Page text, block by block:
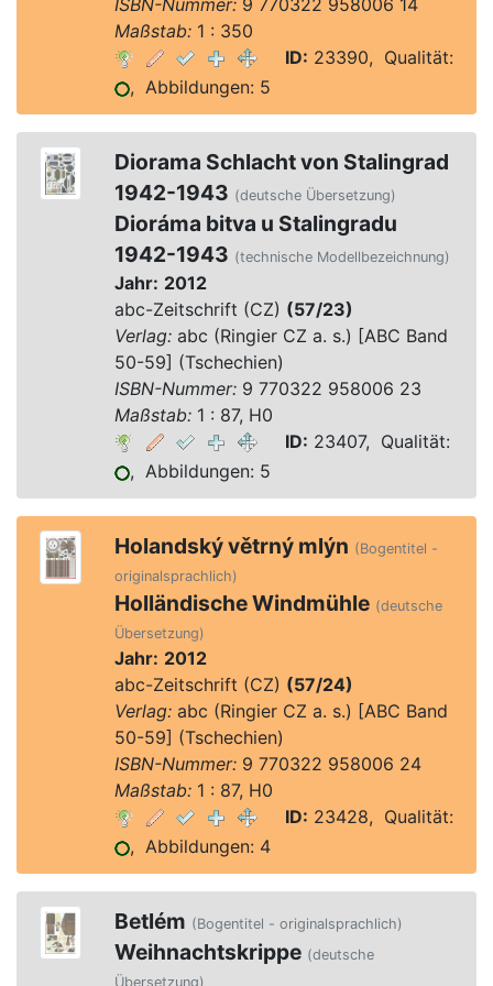
ISBN-Nummer:9 770322 958006 14
Maßstab:1 : 350
ID: 23390, Qualität:
, Abbildungen: 5
Diorama Schlacht von Stalingrad
1942-1943 (deutsche Übersetzung)
Dioráma bitva u Stalingradu
1942-1943 (technische Modellbezeichnung)
Jahr: 2012
abc-Zeitschrift (CZ) (57/23)
Verlag:abc (Ringier CZ a. s.) [ABC Band
50-59] (Tschechien)
ISBN-Nummer:9 770322 958006 23
Maßstab:1 : 87, H0
ID: 23407, Qualität:
, Abbildungen: 5
Holandský větrný mlýn (Bogentitel -
originalsprachlich)
Holländische Windmühle (deutsche
Übersetzung)
Jahr: 2012
abc-Zeitschrift (CZ) (57/24)
Verlag:abc (Ringier CZ a. s.) [ABC Band
50-59] (Tschechien)
ISBN-Nummer:9 770322 958006 24
Maßstab:1 : 87, H0
ID: 23428, Qualität:
, Abbildungen: 4
Betlém (Bogentitel - originalsprachlich)
Weihnachtskrippe (deutsche
Übersetzung)